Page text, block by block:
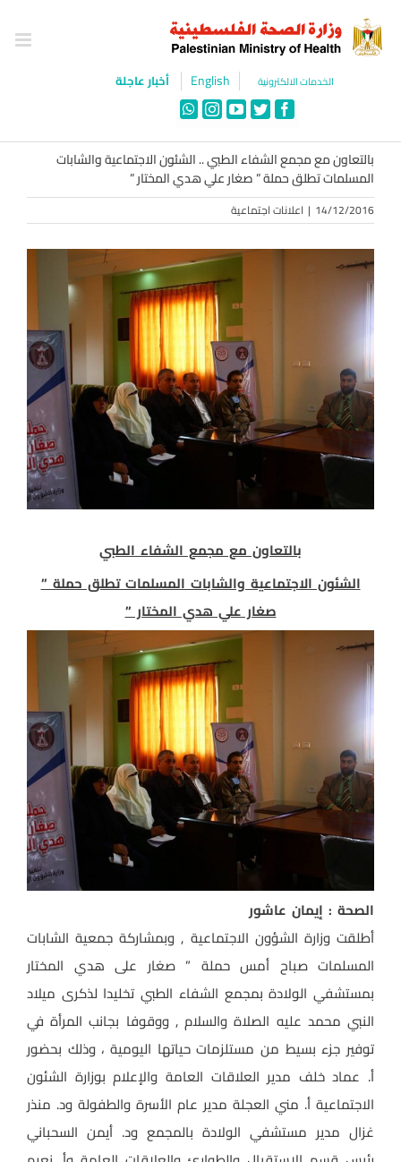
content
الخدمات الالكترونية English أخبار عاجلة
Facebook
Twitter
YouTube
Instagram
WhatsApp
بالتعاون مع مجمع الشفاء الطبي .. الشئون الاجتماعية والشابات
المسلمات تطلق حملة ” صغار علي هدي المختار ”
14/12/2016
| اعلانات اجتماعية
بالتعاون مع مجمع الشفاء الطبي
الشئون الاجتماعية والشابات المسلمات تطلق حملة ”
صغار علي هدي المختار ”
الصحة : إيمان عاشور
أطلقت وزارة الشؤون الاجتماعية , وبمشاركة جمعية الشابات
المسلمات صباح أمس حملة ” صغار على هدي المختار
بمستشفي الولادة بمجمع الشفاء الطبي تخليدا لذكرى ميلاد
النبي محمد عليه الصلاة والسلام , ووقوفا بجانب المرأة في
توفير جزء بسيط من مستلزمات حياتها اليومية ، وذلك بحضور
أ. عماد خلف مدير العلاقات العامة والإعلام بوزارة الشئون
الاجتماعية أ. مني العجلة مدير عام الأسرة والطفولة ود. منذر
غزال مدير مستشفي الولادة بالمجمع ود. أيمن السحباني